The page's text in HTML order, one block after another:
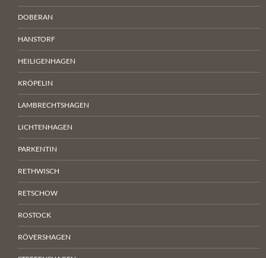
DOBERAN
HANSTORF
HEILIGENHAGEN
KRÖPELIN
LAMBRECHTSHAGEN
LICHTENHAGEN
PARKENTIN
RETHWISCH
RETSCHOW
ROSTOCK
RÖVERSHAGEN